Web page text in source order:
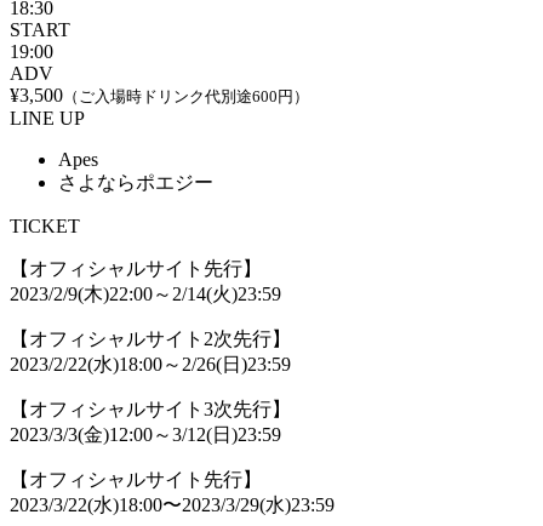
18:30
START
19:00
ADV
¥3,500 （ご入場時ドリンク代別途600円）
LINE UP
Apes
さよならポエジー
TICKET
【オフィシャルサイト先行】
2023/2/9(木)22:00～2/14(火)23:59
【オフィシャルサイト2次先行】
2023/2/22(水)18:00～2/26(日)23:59
【オフィシャルサイト3次先行】
2023/3/3(金)12:00～3/12(日)23:59
【オフィシャルサイト先行】
2023/3/22(水)18:00〜2023/3/29(水)23:59